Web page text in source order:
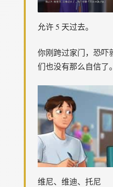
允许 5 天过去。
你刚跨过家门，恐吓
们也没有那么自信了。
维尼、维迪、托尼